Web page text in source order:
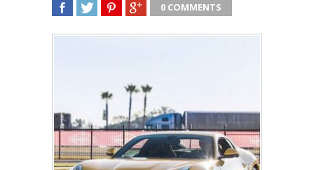
0 COMMENTS